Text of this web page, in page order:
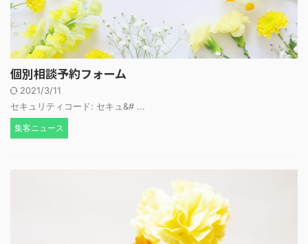
個別相談予約フォーム
2021/3/11
セキュリティコード: セキュ&# ...
集客ニュース